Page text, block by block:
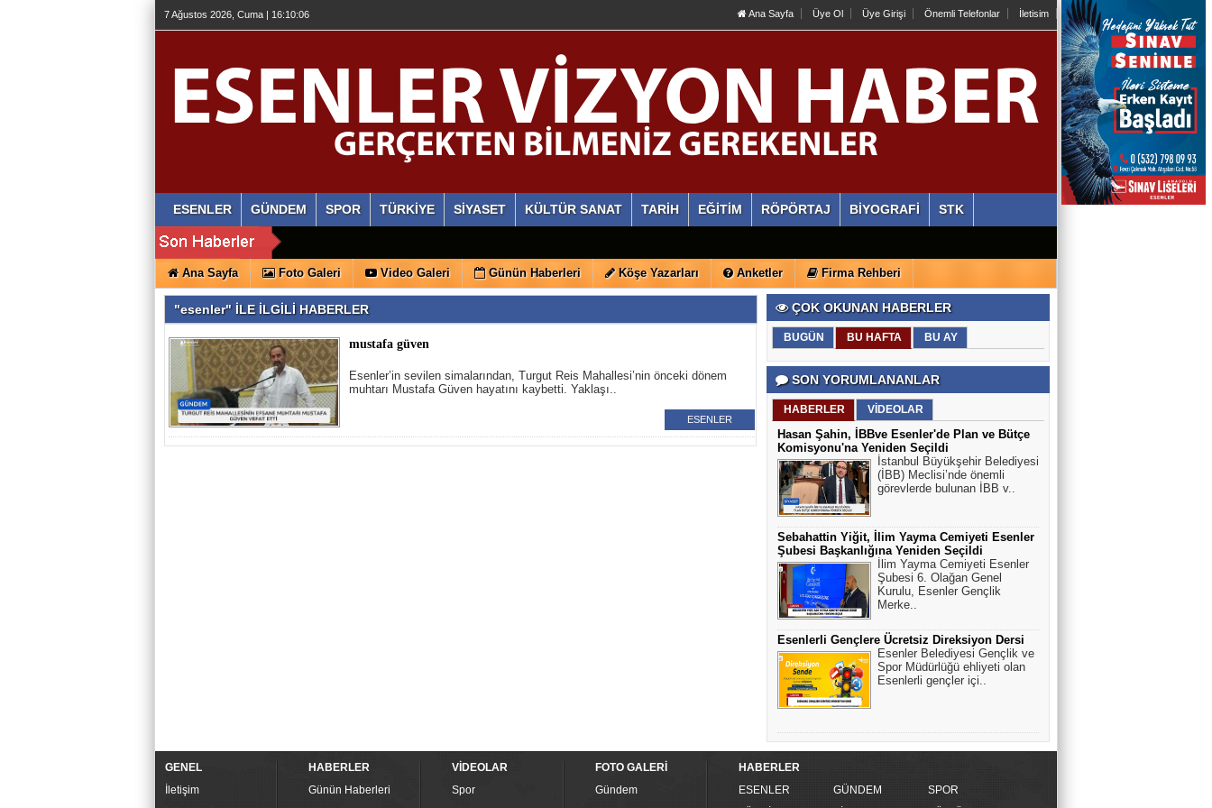
7 Ağustos 2026, Cuma | 16:10:06 Ana Sayfa Üye Ol Üye Girişi Önemli Telefonlar İletisim
ESENLER GÜNDEM SPOR TÜRKİYE SİYASET KÜLTÜR SANAT TARİH EĞİTİM RÖPÖRTAJ BİYOGRAFİ STK
Ana Sayfa Foto Galeri Video Galeri Günün Haberleri Köşe Yazarları Anketler Firma Rehberi
"esenler" İLE İLGİLİ HABERLER
mustafa güven
Esenler’in sevilen simalarından, Turgut Reis Mahallesi’nin önceki dönem
muhtarı Mustafa Güven hayatını kaybetti. Yaklaşı..
ESENLER
ÇOK OKUNAN HABERLER
BUGÜN BU HAFTA BU AY
SON YORUMLANANLAR
HABERLER VİDEOLAR
Hasan Şahin, İBBve Esenler'de Plan ve Bütçe
Komisyonu'na Yeniden Seçildi
İstanbul Büyükşehir Belediyesi
(İBB) Meclisi’nde önemli
görevlerde bulunan İBB v..
Sebahattin Yiğit, İlim Yayma Cemiyeti Esenler
Şubesi Başkanlığına Yeniden Seçildi
İlim Yayma Cemiyeti Esenler
Şubesi 6. Olağan Genel
Kurulu, Esenler Gençlik
Merke..
Esenlerli Gençlere Ücretsiz Direksiyon Dersi
Esenler Belediyesi Gençlik ve
Spor Müdürlüğü ehliyeti olan
Esenlerli gençler içi..
GENEL
İletişim
HABERLER
Günün Haberleri
VİDEOLAR
Spor
FOTO GALERİ
Gündem
HABERLER
ESENLER
GÜNDEM
SPOR